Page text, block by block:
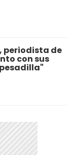
periodista de
con sus